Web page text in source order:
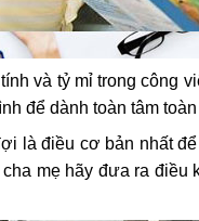
và tỷ mỉ trong công
để dành toàn tâm
là điều cơ bản nhất
mẹ hãy đưa ra